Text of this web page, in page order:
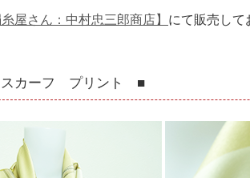
屋さん：中村忠三郎商店】 にて販売して
カーフ プリント ■